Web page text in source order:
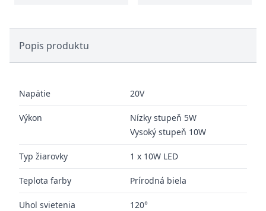
Popis produktu
Napätie 20V
Výkon
Nízky stupeň 5W
Vysoký stupeň 10W
Typ žiarovky 1 x 10W LED
Teplota farby Prírodná biela
Uhol svietenia 120°